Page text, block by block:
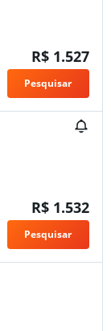
R$ 1.527
Pesquisar
R$ 1.532
Pesquisar